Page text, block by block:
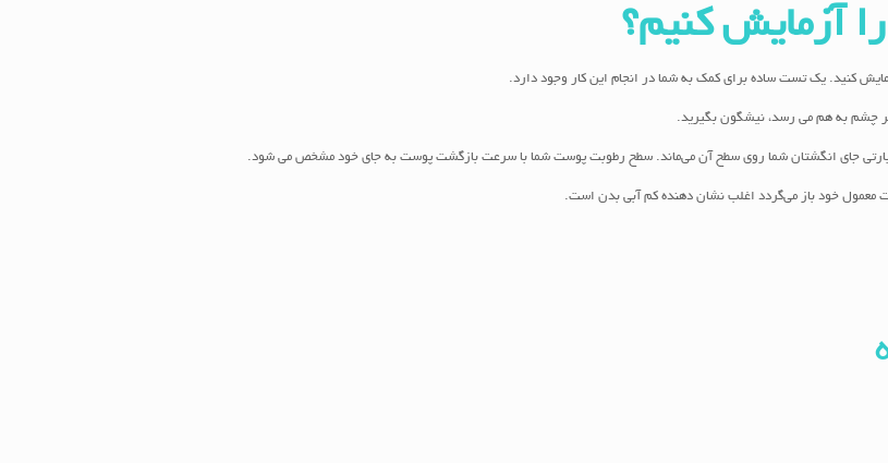
آزمایش کنیم؟
کنید. یک تست ساده برای کمک به شما در انجام این کار وجود دارد.
چشم به هم می رسد، نیشگون بگیرید.
عبارتی جای انگشتان شما روی سطح آن می­‌ماند. سطح رطوبت پوست شما با سرعت بازگشت پوست به جای خود مشخص می شود.
معمول خود باز می‌گردد اغلب نشان دهنده کم آبی بدن است.